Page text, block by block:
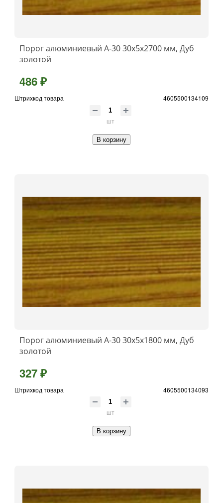
Порог алюминиевый А-30 30х5x2700 мм, Дуб
золотой
486 ₽
Штрихкод товара 4605500134109
шт
В корзину
Порог алюминиевый А-30 30х5x1800 мм, Дуб
золотой
327 ₽
Штрихкод товара 4605500134093
шт
В корзину